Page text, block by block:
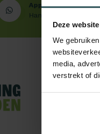
Deze
We
media,
verstrekt of
App ons
Handig toch?